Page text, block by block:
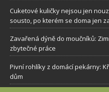
Cuketové kuličky nejsou jen
sousto, po kterém se doma jen
Zavařená dýně do moučníků:
zbytečné práce
Pivní rohlíky z domácí pekárny:
dům